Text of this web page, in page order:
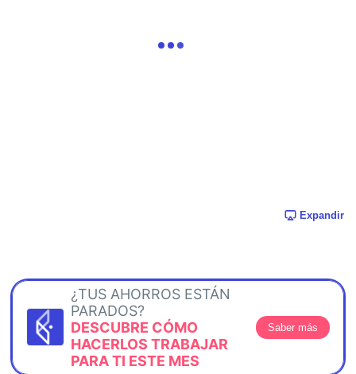
Expandir
¿TUS AHORROS ESTÁN
PARADOS?
DESCUBRE CÓMO
HACERLOS TRABAJAR
PARA TI ESTE MES
Saber más